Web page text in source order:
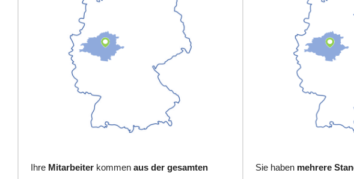
Ihre Mitarbeiter kommenaus der gesamten
Sie haben mehrere